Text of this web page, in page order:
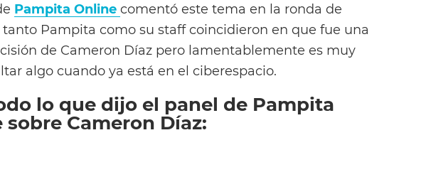
Pampita Online comentó este tema en la ronda de
tanto Pampita como su staff coincidieron en que fue una
de Cameron Díaz pero lamentablemente es muy
algo cuando ya está en el ciberespacio.
lo que dijo el panel de Pampita
sobre Cameron Díaz: